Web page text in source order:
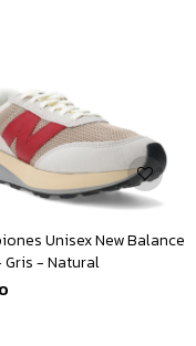
Unisex New Balance
Gris - Natural